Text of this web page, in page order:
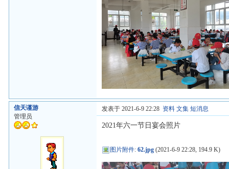
信天谨游
管理员
发表于 2021-6-9 22:28 资料 文集 短消息
2021年六一节日宴会照片
图片附件:62.jpg (2021-6-9 22:28, 194.9 K)